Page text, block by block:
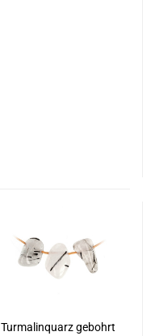
Turmalinquarz gebohrt